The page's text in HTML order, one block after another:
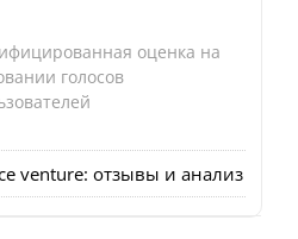
оценка на
голосов
venture: отзывы и анализ